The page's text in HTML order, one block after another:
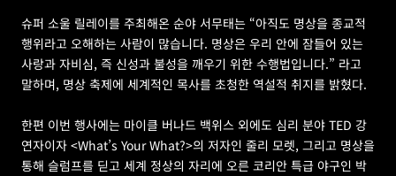
슈퍼 소울 릴레이를 주최해온 순야 서무태는 “아직도 명상을 종교적
행위라고 오해하는 사람이 많습니다. 명상은 우리 안에 잠들어 있는
사랑과 자비심, 즉 신성과 불성을 깨우기 위한 수행법입니다.” 라고
말하며, 명상 축제에 세계적인 목사를 초청한 역설적 취지를 밝혔다.
한편 이번 행사에는 마이클 버나드 백위스 외에도 심리 분야 TED 강
연자이자 <What’s Your What?>의 저자인 줄리 모렛, 그리고 명상을
통해 슬럼프를 딛고 세계 정상의 자리에 오른 코리안 특급 야구인 박